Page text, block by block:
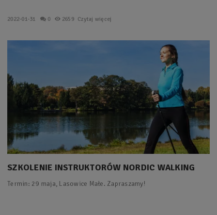
2022-01-31 0 2659 Czytaj więcej
SZKOLENIE INSTRUKTORÓW NORDIC WALKING
Termin: 29 maja, Lasowice Małe. Zapraszamy!